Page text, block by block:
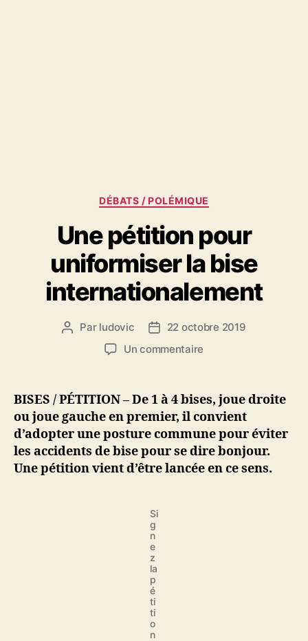
Catégories
DÉBATS / POLÉMIQUE
Une pétition pour
uniformiser la bise
internationalement
Auteur
Par ludovic
Date22 octobre 2019
Un commentaire
pour
uniformiser
la
bise
internationalement
BISES / PÉTITION – De 1 à 4 bises, joue droite
ou joue gauche en premier, il convient
d’adopter une posture commune pour éviter
les accidents de bise pour se dire bonjour.
Une pétition vient d’être lancée en ce sens.
Si
g
n
e
z
la
p
é
ti
ti
o
n